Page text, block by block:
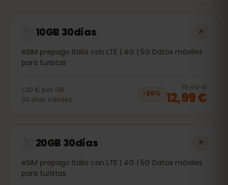
10GB 30días
eSIM prepago Italia con LTE | 4G | 5G Datos móviles
para turistas
1,30 € por GB
30 días Validez
−20%
15,99 €
12,99 €
20GB 30días
eSIM prepago Italia con LTE | 4G | 5G Datos móviles
para turistas